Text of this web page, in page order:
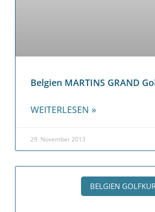
Belgien MARTINS GRAND
WEITERLESEN »
29. November 2013
BELGIEN